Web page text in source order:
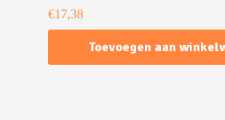
€17,38
Toevoegen aan